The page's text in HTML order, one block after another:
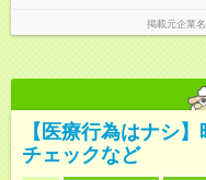
掲載元企業名
【医療行為はナシ
チェックなど